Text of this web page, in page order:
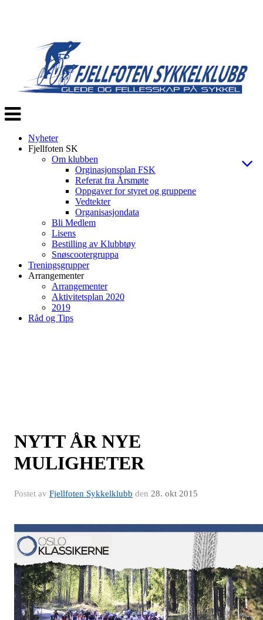
Veksle
navigasjon
Nyheter
Fjellfoten SK
Om klubben
Orginasjonsplan FSK
Referat fra Årsmøte
Oppgaver for styret og gruppene
Vedtekter
Organisasjondata
Bli Medlem
Lisens
Bestilling av Klubbtøy
Snøscootergruppa
Treningsgrupper
Arrangementer
Arrangementer
Aktivitetsplan 2020
2019
Råd og Tips
NYTT ÅR NYE
MULIGHETER
Postet av Fjellfoten Sykkelklubb den 28. okt 2015